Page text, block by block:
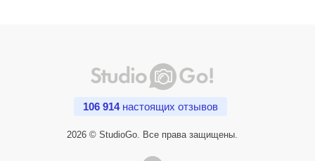
106 914настоящих отзывов
2026 © StudioGo. Все права защищены.